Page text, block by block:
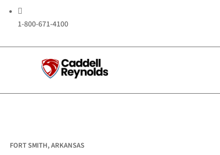

1-800-671-4100
FORT SMITH, ARKANSAS